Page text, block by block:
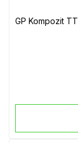
GP Kompozit